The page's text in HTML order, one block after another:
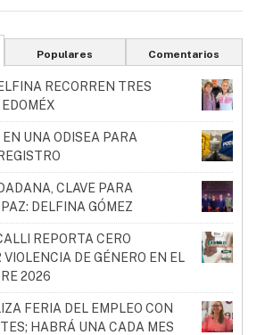
Populares Comentarios
RECORREN TRES
EN UNA ODISEA PARA
CLAVE PARA
DELFINA GÓMEZ
REPORTA CERO
VIOLENCIA DE GÉNERO EN EL
2026
FERIA DEL EMPLEO CON
HABRÁ UNA CADA MES